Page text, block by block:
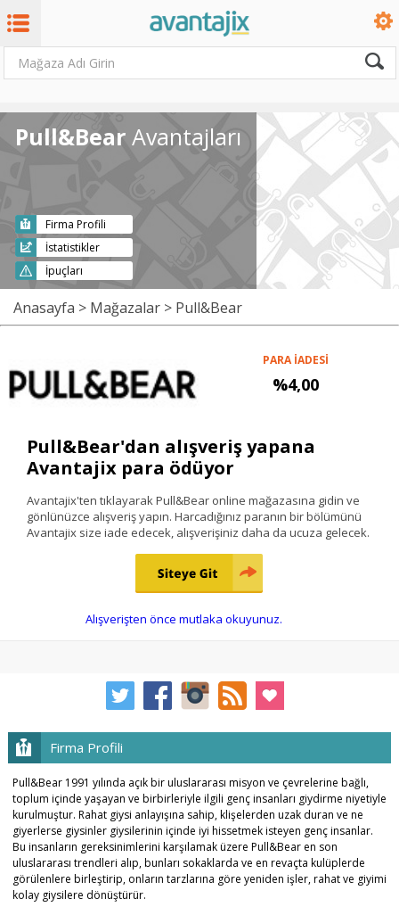
Pull&Bear Avantajları
Firma Profili
İstatistikler
İpuçları
Anasayfa > Mağazalar > Pull&Bear
PARA İADESİ
%4,00
Pull&Bear'dan alışveriş yapana
Avantajix para ödüyor
Avantajix'ten tıklayarak Pull&Bear online mağazasına gidin ve
gönlünüzce alışveriş yapın. Harcadığınız paranın bir bölümünü
Avantajix size iade edecek, alışverişiniz daha da ucuza gelecek.
Alışverişten önce mutlaka okuyunuz.
Firma Profili
Pull&Bear 1991 yılında açık bir uluslararası misyon ve çevrelerine bağlı,
toplum içinde yaşayan ve birbirleriyle ilgili genç insanları giydirme niyetiyle
kurulmuştur. Rahat giysi anlayışına sahip, klişelerden uzak duran ve ne
giyerlerse giysinler giysilerinin içinde iyi hissetmek isteyen genç insanlar.
Bu insanların gereksinimlerini karşılamak üzere Pull&Bear en son
uluslararası trendleri alıp, bunları sokaklarda ve en revaçta kulüplerde
görülenlere birleştirip, onların tarzlarına göre yeniden işler, rahat ve giyimi
kolay giysilere dönüştürür.